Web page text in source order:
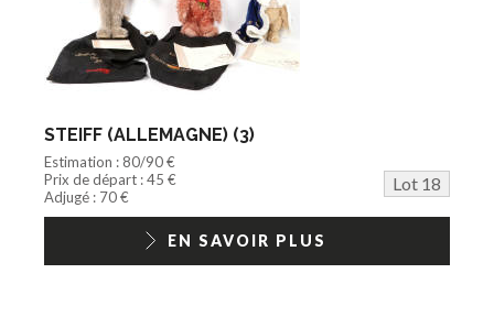
STEIFF (ALLEMAGNE) (3)
Estimation : 80/90 €
Prix de départ : 45 €
Lot 18
Adjugé : 70 €
EN SAVOIR PLUS